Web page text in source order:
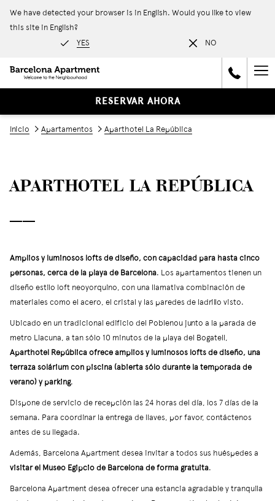
We have detected your browser is in English. Would you like to view
this site in English?
YES NO
RESERVAR AHORA
Inicio Apartamentos Aparthotel La República
APARTHOTEL LA REPÚBLICA
──
Amplios y luminosos lofts de diseño, con capacidad para hasta cinco
personas, cerca de la playa de Barcelona. Los apartamentos tienen un
diseño estilo loft neoyorquino, con una llamativa combinación de
materiales como el acero, el cristal y las paredes de ladrillo visto.
Ubicado en un tradicional edificio del Poblenou junto a la parada de
metro Llacuna, a tan sólo 10 minutos de la playa del Bogatell,
Aparthotel República ofrece amplios y luminosos lofts de diseño, una
terraza solárium con piscina (abierta sólo durante la temporada de
verano) y parking.
Dispone de servicio de recepción las 24 horas del día, los 7 días de la
semana. Para coordinar la entrega de llaves, por favor, contáctenos
antes de su llegada.
Además, Barcelona Apartment desea invitar a todos sus huéspedes a
visitar el Museo Egipcio de Barcelona de forma gratuita.
Barcelona Apartment desea ofrecer una estancia agradable y tranquila